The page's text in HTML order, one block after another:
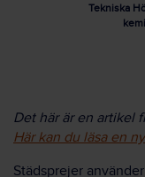
Tekniska
Det här är en artikel
Här kan du läsa en
Städsprejer